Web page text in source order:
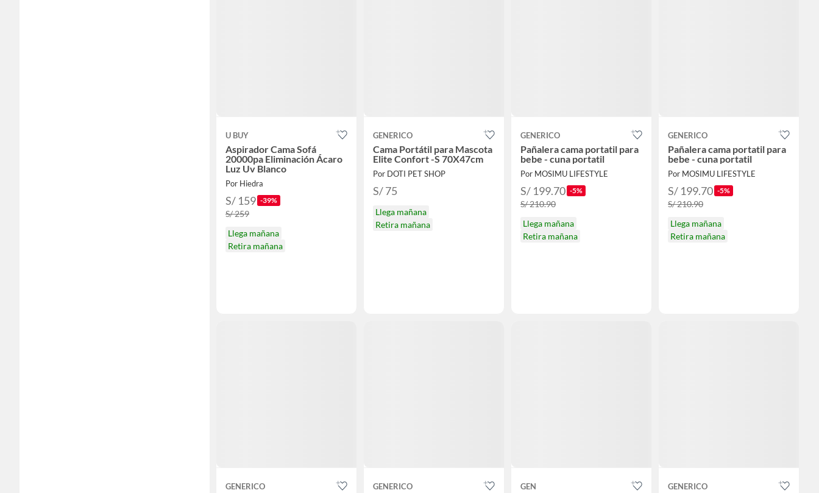
U BUY
Aspirador Cama Sofá
20000pa Eliminación Ácaro
Luz Uv Blanco
Por Hiedra
S/ 159 -39%
S/ 259
Llega mañana
Retira mañana
GENERICO
Cama Portátil para Mascota
Elite Confort -S 70X47cm
Por DOTI PET SHOP
S/ 75
Llega mañana
Retira mañana
GENERICO
Pañalera cama portatil para
bebe - cuna portatil
Por MOSIMU LIFESTYLE
S/ 199.70 -5%
S/ 210.90
Llega mañana
Retira mañana
GENERICO
Pañalera cama portatil para
bebe - cuna portatil
Por MOSIMU LIFESTYLE
S/ 199.70 -5%
S/ 210.90
Llega mañana
Retira mañana
GENERICO GENERICO GEN GENERICO